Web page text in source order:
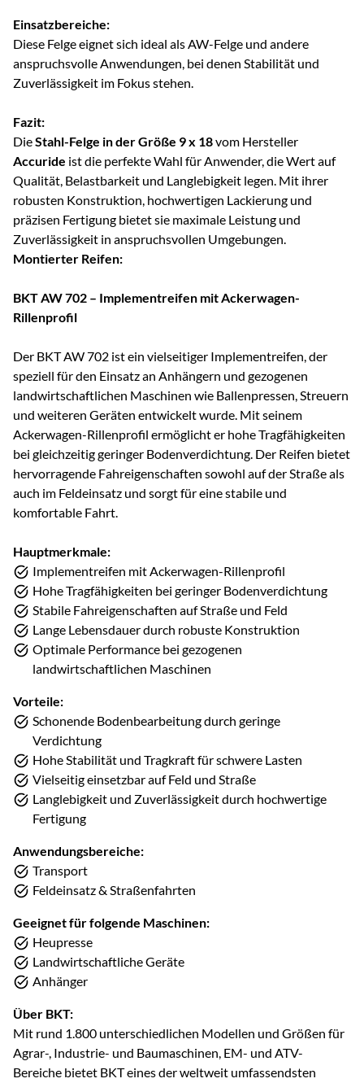
Einsatzbereiche:
Diese Felge eignet sich ideal als AW-Felge und andere
anspruchsvolle Anwendungen, bei denen Stabilität und
Zuverlässigkeit im Fokus stehen.
Fazit:
DieStahl-Felge in der Größe 9 x 18vom Hersteller
Accuride ist die perfekte Wahl für Anwender, die Wert auf
Qualität, Belastbarkeit und Langlebigkeit legen. Mit ihrer
robusten Konstruktion, hochwertigen Lackierung und
präzisen Fertigung bietet sie maximale Leistung und
Zuverlässigkeit in anspruchsvollen Umgebungen.
Montierter Reifen:
BKT AW 702 – Implementreifen mit Ackerwagen-
Rillenprofil
Der BKT AW 702 ist ein vielseitiger Implementreifen, der
speziell für den Einsatz an Anhängern und gezogenen
landwirtschaftlichen Maschinen wie Ballenpressen, Streuern
und weiteren Geräten entwickelt wurde. Mit seinem
Ackerwagen-Rillenprofil ermöglicht er hohe Tragfähigkeiten
bei gleichzeitig geringer Bodenverdichtung. Der Reifen bietet
hervorragende Fahreigenschaften sowohl auf der Straße als
auch im Feldeinsatz und sorgt für eine stabile und
komfortable Fahrt.
Hauptmerkmale:
Implementreifen mit Ackerwagen-Rillenprofil
Hohe Tragfähigkeiten bei geringer Bodenverdichtung
Stabile Fahreigenschaften auf Straße und Feld
Lange Lebensdauer durch robuste Konstruktion
Optimale Performance bei gezogenen
landwirtschaftlichen Maschinen
Vorteile:
Schonende Bodenbearbeitung durch geringe
Verdichtung
Hohe Stabilität und Tragkraft für schwere Lasten
Vielseitig einsetzbar auf Feld und Straße
Langlebigkeit und Zuverlässigkeit durch hochwertige
Fertigung
Anwendungsbereiche:
Transport
Feldeinsatz & Straßenfahrten
Geeignet für folgende Maschinen:
Heupresse
Landwirtschaftliche Geräte
Anhänger
Über BKT:
Mit rund 1.800 unterschiedlichen Modellen und Größen für
Agrar-, Industrie- und Baumaschinen, EM- und ATV-
Bereiche bietet BKT eines der weltweit umfassendsten